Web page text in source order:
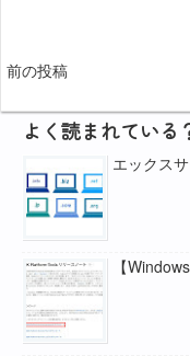
前の投稿
よく読まれている
エックス
【